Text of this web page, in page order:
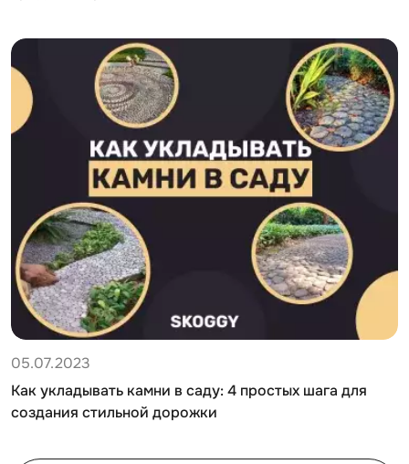
05.07.2023
Как укладывать камни в саду: 4 простых шага для
создания стильной дорожки